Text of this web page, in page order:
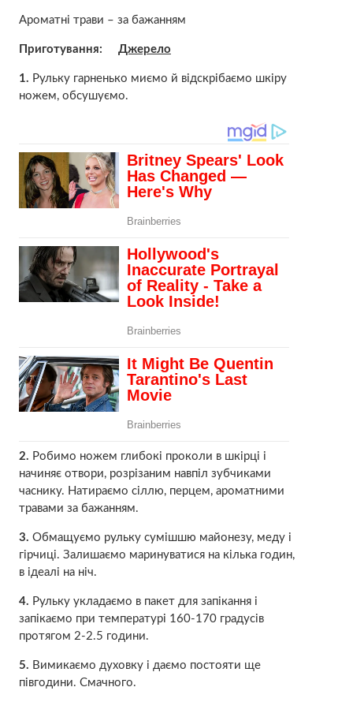
Ароматні трави – за бажанням
Приготування: Джерело
1. Рульку гарненько миємо й відскрібаємо шкіру
ножем, обсушуємо.
2. Робимо ножем глибокі проколи в шкірці і
начиняє отвори, розрізаним навпіл зубчиками
часнику. Натираємо сіллю, перцем, ароматними
травами за бажанням.
3. Обмащуємо рульку сумішшю майонезу, меду і
гірчиці. Залишаємо маринуватися на кілька годин,
в ідеалі на ніч.
4. Рульку укладаємо в пакет для запікання і
запікаємо при температурі 160-170 градусів
протягом 2-2.5 години.
5. Вимикаємо духовку і даємо постояти ще
півгодини. Смачного.